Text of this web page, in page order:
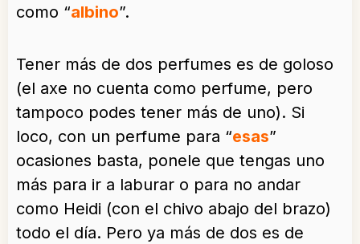
como “albino”.
Tener más de dos perfumes es de goloso
(el axe no cuenta como perfume, pero
tampoco podes tener más de uno). Si
loco, con un perfume para “esas”
ocasiones basta, ponele que tengas uno
más para ir a laburar o para no andar
como Heidi (con el chivo abajo del brazo)
todo el día. Pero ya más de dos es de